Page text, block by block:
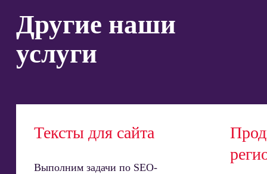
Другие наши
услуги
Тексты для сайта
Выполним задачи по SEO-